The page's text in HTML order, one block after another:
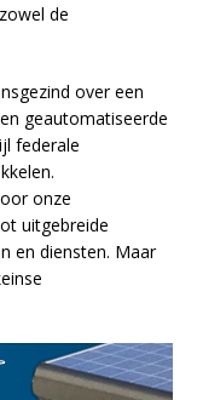
de
over een
geautomatiseerde
federale
onze
uitgebreide
en diensten. Maar